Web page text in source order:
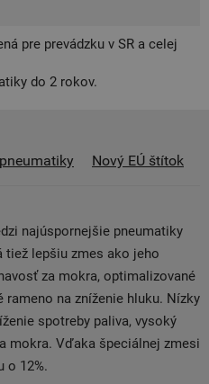
pre prevádzku v SR a celej
do 2 rokov.
Nový EÚ štítok
najúspornejšie pneumatiky
tiež lepšiu zmes ako jeho
za mokra, optimalizované
rameno na zníženie hluku. Nízky
spotreby paliva, vysoký
mokra. Vďaka špeciálnej zmesi
o 12%.